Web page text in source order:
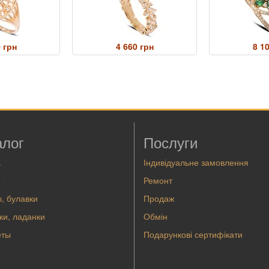
грн 4 660 грн 8
булавки
ладанки
Послуги
Індивідуальне замовлення
Ремонт
Продаж
Обмін
Подарункові сертифікати